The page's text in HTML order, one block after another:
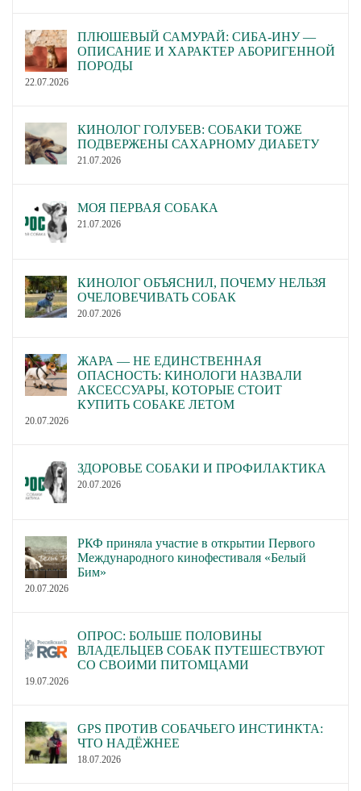
ПЛЮШЕВЫЙ САМУРАЙ: СИБА-ИНУ —
ОПИСАНИЕ И ХАРАКТЕР АБОРИГЕННОЙ
ПОРОДЫ
22.07.2026
КИНОЛОГ ГОЛУБЕВ: СОБАКИ ТОЖЕ
ПОДВЕРЖЕНЫ САХАРНОМУ ДИАБЕТУ
21.07.2026
МОЯ ПЕРВАЯ СОБАКА
21.07.2026
КИНОЛОГ ОБЪЯСНИЛ, ПОЧЕМУ НЕЛЬЗЯ
ОЧЕЛОВЕЧИВАТЬ СОБАК
20.07.2026
ЖАРА — НЕ ЕДИНСТВЕННАЯ
ОПАСНОСТЬ: КИНОЛОГИ НАЗВАЛИ
АКСЕССУАРЫ, КОТОРЫЕ СТОИТ
КУПИТЬ СОБАКЕ ЛЕТОМ
20.07.2026
ЗДОРОВЬЕ СОБАКИ И ПРОФИЛАКТИКА
20.07.2026
РКФ приняла участие в открытии Первого
Международного кинофестиваля «Белый
Бим»
20.07.2026
ОПРОС: БОЛЬШЕ ПОЛОВИНЫ
ВЛАДЕЛЬЦЕВ СОБАК ПУТЕШЕСТВУЮТ
СО СВОИМИ ПИТОМЦАМИ
19.07.2026
GPS ПРОТИВ СОБАЧЬЕГО ИНСТИНКТА:
ЧТО НАДЁЖНЕЕ
18.07.2026